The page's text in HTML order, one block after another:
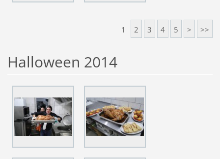
1 2 3 4 5 > >>
Halloween 2014